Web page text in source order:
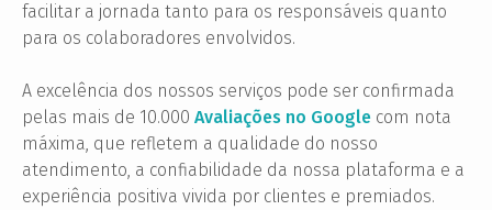
facilitar a jornada tanto para os responsáveis quanto
para os colaboradores envolvidos.
A excelência dos nossos serviços pode ser confirmada
pelas mais de 10.000 Avaliações no Google com nota
máxima, que refletem a qualidade do nosso
atendimento, a confiabilidade da nossa plataforma e a
experiência positiva vivida por clientes e premiados.